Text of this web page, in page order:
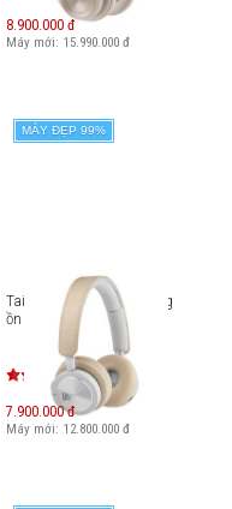
8.900.000 đ
Máy mới: 15.990.000 đ
MÁY ĐẸP 99%
Tai nghe không dây chống
ồn B&O Beoplay H8i
7.900.000 đ
Máy mới: 12.800.000 đ